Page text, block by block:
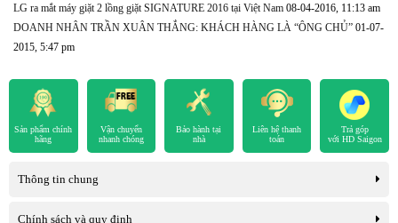
LG ra mắt máy giặt 2 lồng giặt SIGNATURE 2016 tại Việt Nam 08-04-2016, 11:13 am
DOANH NHÂN TRẦN XUÂN THẮNG: KHÁCH HÀNG LÀ “ÔNG CHỦ” 01-07-
2015, 5:47 pm
Sản phẩm chính
hãng
Vận chuyển
nhanh chóng
Bảo hành tại
nhà
Liên hệ thanh
toán
Trả góp
với HD Saigon
Thông tin chung
Chính sách và quy định